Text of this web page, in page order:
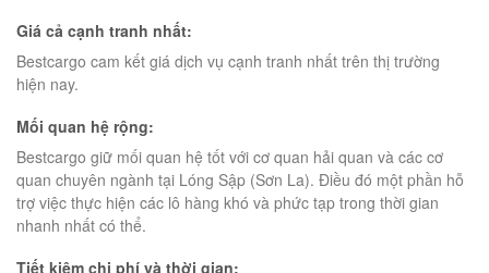
Giá cả cạnh tranh nhất:
Bestcargo cam kết giá dịch vụ cạnh tranh nhất trên thị trường
hiện nay.
Mối quan hệ rộng:
Bestcargo giữ mối quan hệ tốt với cơ quan hải quan và các cơ
quan chuyên ngành tại Lóng Sập (Sơn La). Điều đó một phần hỗ
trợ việc thực hiện các lô hàng khó và phức tạp trong thời gian
nhanh nhất có thể.
Tiết kiệm chi phí và thời gian: